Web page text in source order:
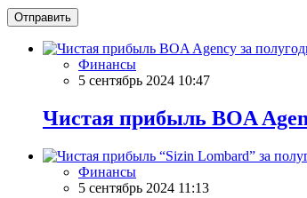
Отправить
Финансы
5 сентябрь 2024 10:47
Чистая прибыль BOA
Финансы
5 сентябрь 2024 11:13